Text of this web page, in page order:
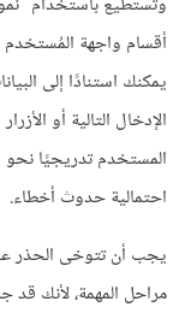
أقسام واجهة المُستخدم
يمكنك استنادًا إلى
الإدخال التالية أو
المستخدم تدريجيًا نحو
احتمالية حدوث أخطاء.
يجب أن تتوخى الحذر
مراحل المهمة، لأنك